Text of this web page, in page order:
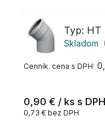
Typ: HT
Skladom
0,90 € / ks
0,73 € bez DPH